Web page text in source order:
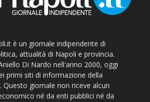
è un giornale indipendente di
attualità di Napoli e provincia.
Di Nardo nell'anno 2000, oggi
primi siti di informazione della
Questo giornale non riceve alcun
né da enti pubblici né da